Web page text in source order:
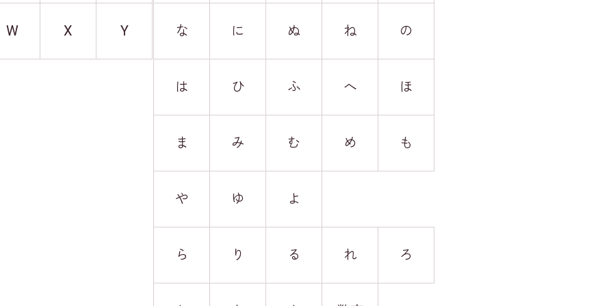
W X Y な に ぬ ね の
は ひ ふ へ ほ
ま み む め も
や ゆ よ
ら り る れ ろ